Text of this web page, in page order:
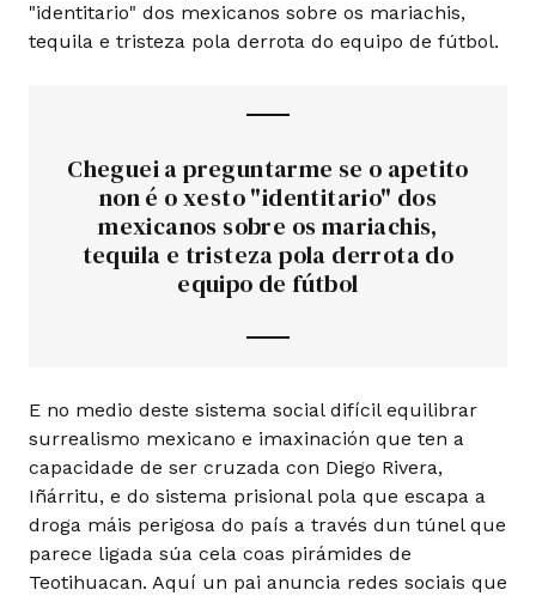
"identitario" dos mexicanos sobre os mariachis,
tequila e tristeza pola derrota do equipo de fútbol.
Cheguei a preguntarme se o apetito
non é o xesto "identitario" dos
mexicanos sobre os mariachis,
tequila e tristeza pola derrota do
equipo de fútbol
E no medio deste sistema social difícil equilibrar
surrealismo mexicano e imaxinación que ten a
capacidade de ser cruzada con Diego Rivera,
Iñárritu, e do sistema prisional pola que escapa a
droga máis perigosa do país a través dun túnel que
parece ligada súa cela coas pirámides de
Teotihuacan. Aquí un pai anuncia redes sociais que